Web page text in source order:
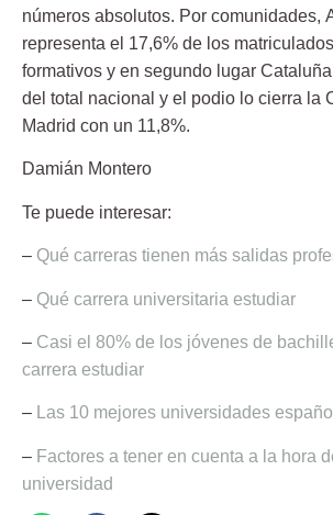
números absolutos. Por comunidades,
representa el 17,6% de los
formativos y en segundo lugar
del total nacional y el podio lo cierra la
Madrid con un 11,8%.
Damián Montero
Te puede interesar:
– Qué carreras tienen más salidas
– Qué carrera universitaria estudiar
– Casi el 80% de los jóvenes de
carrera estudiar
– Las 10 mejores universidades
– Factores a tener en cuenta a la hora
universidad